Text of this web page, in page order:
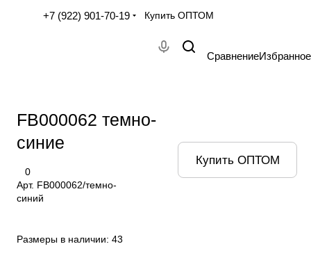
+7 (922) 901-70-19
Купить ОПТОМ
СравнениеИзбранное
FB000062 темно-
синие
0
Арт. FB000062/темно-
синий
Размеры в наличии: 43
Купить ОПТОМ